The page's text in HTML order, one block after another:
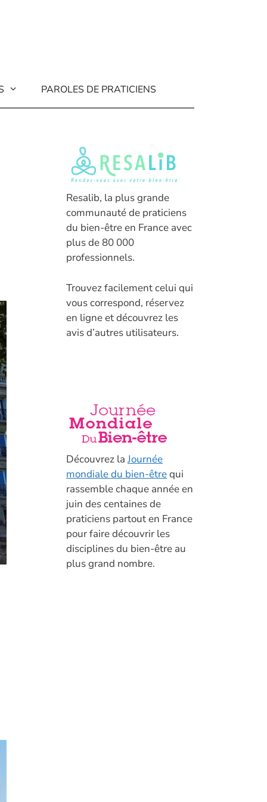
PAROLES DE PRATICIENS
Resalib, la plus grande
communauté de praticiens
du bien-être en France avec
plus de 80 000
professionnels.
Trouvez facilement celui qui
vous correspond, réservez
en ligne et découvrez les
avis d’autres utilisateurs.
Découvrez laJournée
mondiale du bien-êtrequi
rassemble chaque année en
juin des centaines de
praticiens partout en France
pour faire découvrir les
disciplines du bien-être au
plus grand nombre.